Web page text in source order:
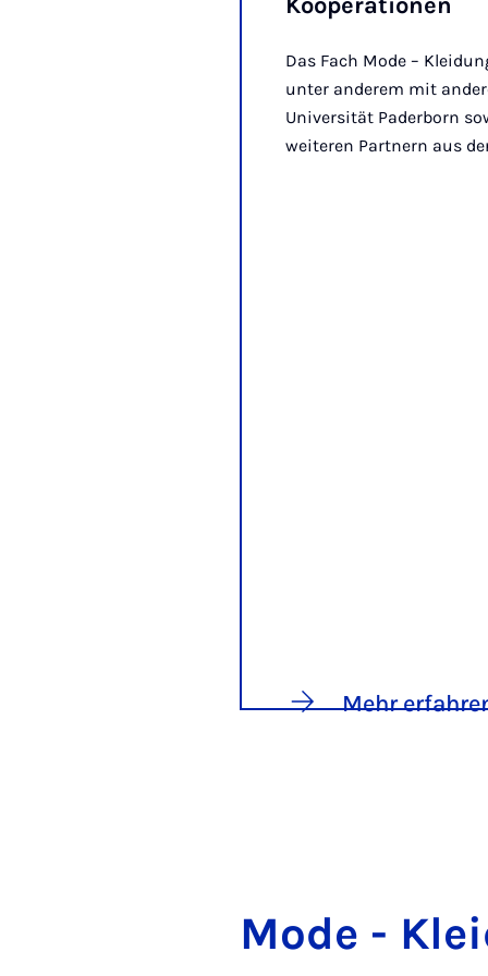
Das Fach Mode –
unter anderem mit
Universität Paderborn
weiteren Partnern aus
Mehr
Mo­de -